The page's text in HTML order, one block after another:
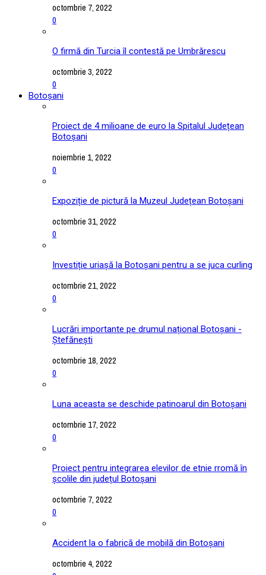
octombrie 7, 2022
0
O firmă din Turcia îl contestă pe Umbrărescu
octombrie 3, 2022
0
Botoșani
Proiect de 4 milioane de euro la Spitalul Județean
Botoșani
noiembrie 1, 2022
0
Expoziție de pictură la Muzeul Județean Botoșani
octombrie 31, 2022
0
Investiție uriașă la Botoșani pentru a se juca curling
octombrie 21, 2022
0
Lucrări importante pe drumul național Botoșani -
Ștefănești
octombrie 18, 2022
0
Luna aceasta se deschide patinoarul din Botoșani
octombrie 17, 2022
0
Proiect pentru integrarea elevilor de etnie rromă în
școlile din județul Botoșani
octombrie 7, 2022
0
Accident la o fabrică de mobilă din Botoșani
octombrie 4, 2022